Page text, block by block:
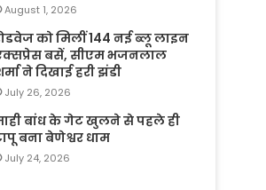
August 1, 2026
को मिलीं 144 नई ब्लू लाइन
बसें, सीएम भजनलाल
ने दिखाई हरी झंडी
July 26, 2026
बांध के गेट खुलने से पहले ही
बना बेणेश्वर धाम
July 24, 2026